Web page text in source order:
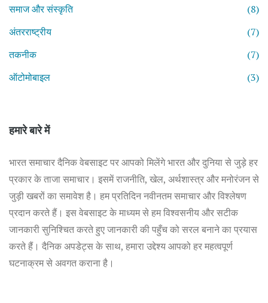
समाज और संस्कृति
(8)
अंतरराष्ट्रीय
(7)
तकनीक
(7)
ऑटोमोबाइल
(3)
हमारे बारे में
भारत समाचार दैनिक वेबसाइट पर आपको मिलेंगे भारत और दुनिया से जुड़े हर
प्रकार के ताजा समाचार। इसमें राजनीति, खेल, अर्थशास्त्र और मनोरंजन से
जुड़ी खबरों का समावेश है। हम प्रतिदिन नवीनतम समाचार और विश्लेषण
प्रदान करते हैं। इस वेबसाइट के माध्यम से हम विश्वसनीय और सटीक
जानकारी सुनिश्चित करते हुए जानकारी की पहुँच को सरल बनाने का प्रयास
करते हैं। दैनिक अपडेट्स के साथ, हमारा उद्देश्य आपको हर महत्वपूर्ण
घटनाक्रम से अवगत कराना है।